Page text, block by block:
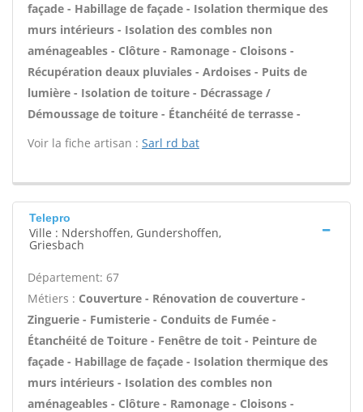
façade - Habillage de façade - Isolation thermique des
murs intérieurs - Isolation des combles non
aménageables - Clôture - Ramonage - Cloisons -
Récupération deaux pluviales - Ardoises - Puits de
lumière - Isolation de toiture - Décrassage /
Démoussage de toiture - Étanchéité de terrasse -
Voir la fiche artisan : Sarl rd bat
Telepro
Ville : Ndershoffen, Gundershoffen,
Griesbach
Département: 67
Métiers : Couverture - Rénovation de couverture -
Zinguerie - Fumisterie - Conduits de Fumée -
Étanchéité de Toiture - Fenêtre de toit - Peinture de
façade - Habillage de façade - Isolation thermique des
murs intérieurs - Isolation des combles non
aménageables - Clôture - Ramonage - Cloisons -